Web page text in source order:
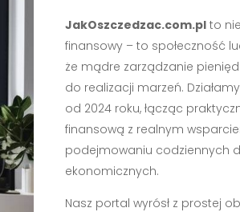
JakOszczedzac.com.plto
finansowy – to społeczność
że mądre zarządzanie
do realizacji marzeń.
od 2024 roku, łącząc
finansową z realnym
podejmowaniu codziennych
ekonomicznych.
Nasz portal wyrósł z prostej